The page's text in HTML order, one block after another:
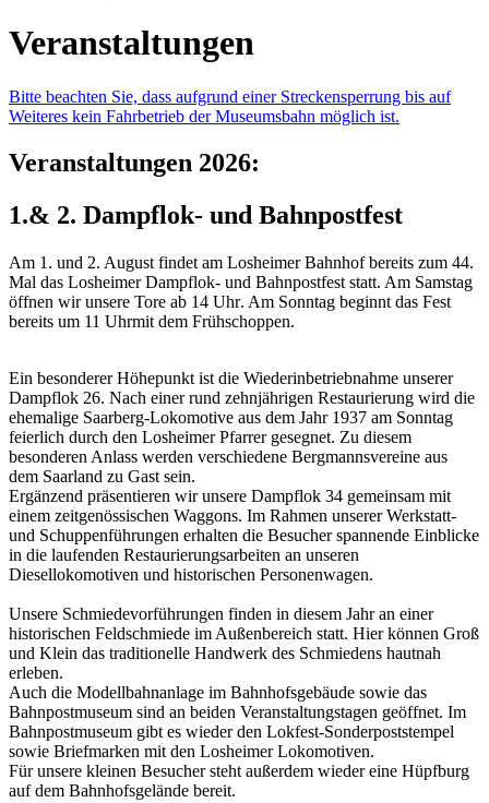
Veranstaltungen
Bitte beachten Sie, dass aufgrund einer Streckensperrung bis auf
Weiteres kein Fahrbetrieb der Museumsbahn möglich ist.
Veranstaltungen 2026:
1.& 2. Dampflok- und Bahnpostfest
Am 1. und 2. August findet am Losheimer Bahnhof bereits zum 44.
Mal das Losheimer Dampflok- und Bahnpostfest statt. Am Samstag
öffnen wir unsere Tore ab 14 Uhr. Am Sonntag beginnt das Fest
bereits um 11 Uhrmit dem Frühschoppen.
Ein besonderer Höhepunkt ist die Wiederinbetriebnahme unserer
Dampflok 26. Nach einer rund zehnjährigen Restaurierung wird die
ehemalige Saarberg-Lokomotive aus dem Jahr 1937 am Sonntag
feierlich durch den Losheimer Pfarrer gesegnet. Zu diesem
besonderen Anlass werden verschiedene Bergmannsvereine aus
dem Saarland zu Gast sein.
Ergänzend präsentieren wir unsere Dampflok 34 gemeinsam mit
einem zeitgenössischen Waggons. Im Rahmen unserer Werkstatt-
und Schuppenführungen erhalten die Besucher spannende Einblicke
in die laufenden Restaurierungsarbeiten an unseren
Diesellokomotiven und historischen Personenwagen.
Unsere Schmiedevorführungen finden in diesem Jahr an einer
historischen Feldschmiede im Außenbereich statt. Hier können Groß
und Klein das traditionelle Handwerk des Schmiedens hautnah
erleben.
Auch die Modellbahnanlage im Bahnhofsgebäude sowie das
Bahnpostmuseum sind an beiden Veranstaltungstagen geöffnet. Im
Bahnpostmuseum gibt es wieder den Lokfest-Sonderpoststempel
sowie Briefmarken mit den Losheimer Lokomotiven.
Für unsere kleinen Besucher steht außerdem wieder eine Hüpfburg
auf dem Bahnhofsgelände bereit.